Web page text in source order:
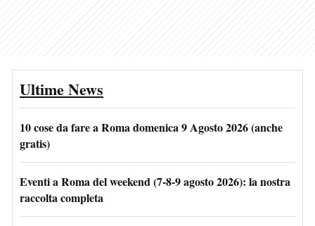
Ultime News
10 cose da fare a Roma domenica 9 Agosto 2026 (anche
gratis)
Eventi a Roma del weekend (7-8-9 agosto 2026): la nostra
raccolta completa